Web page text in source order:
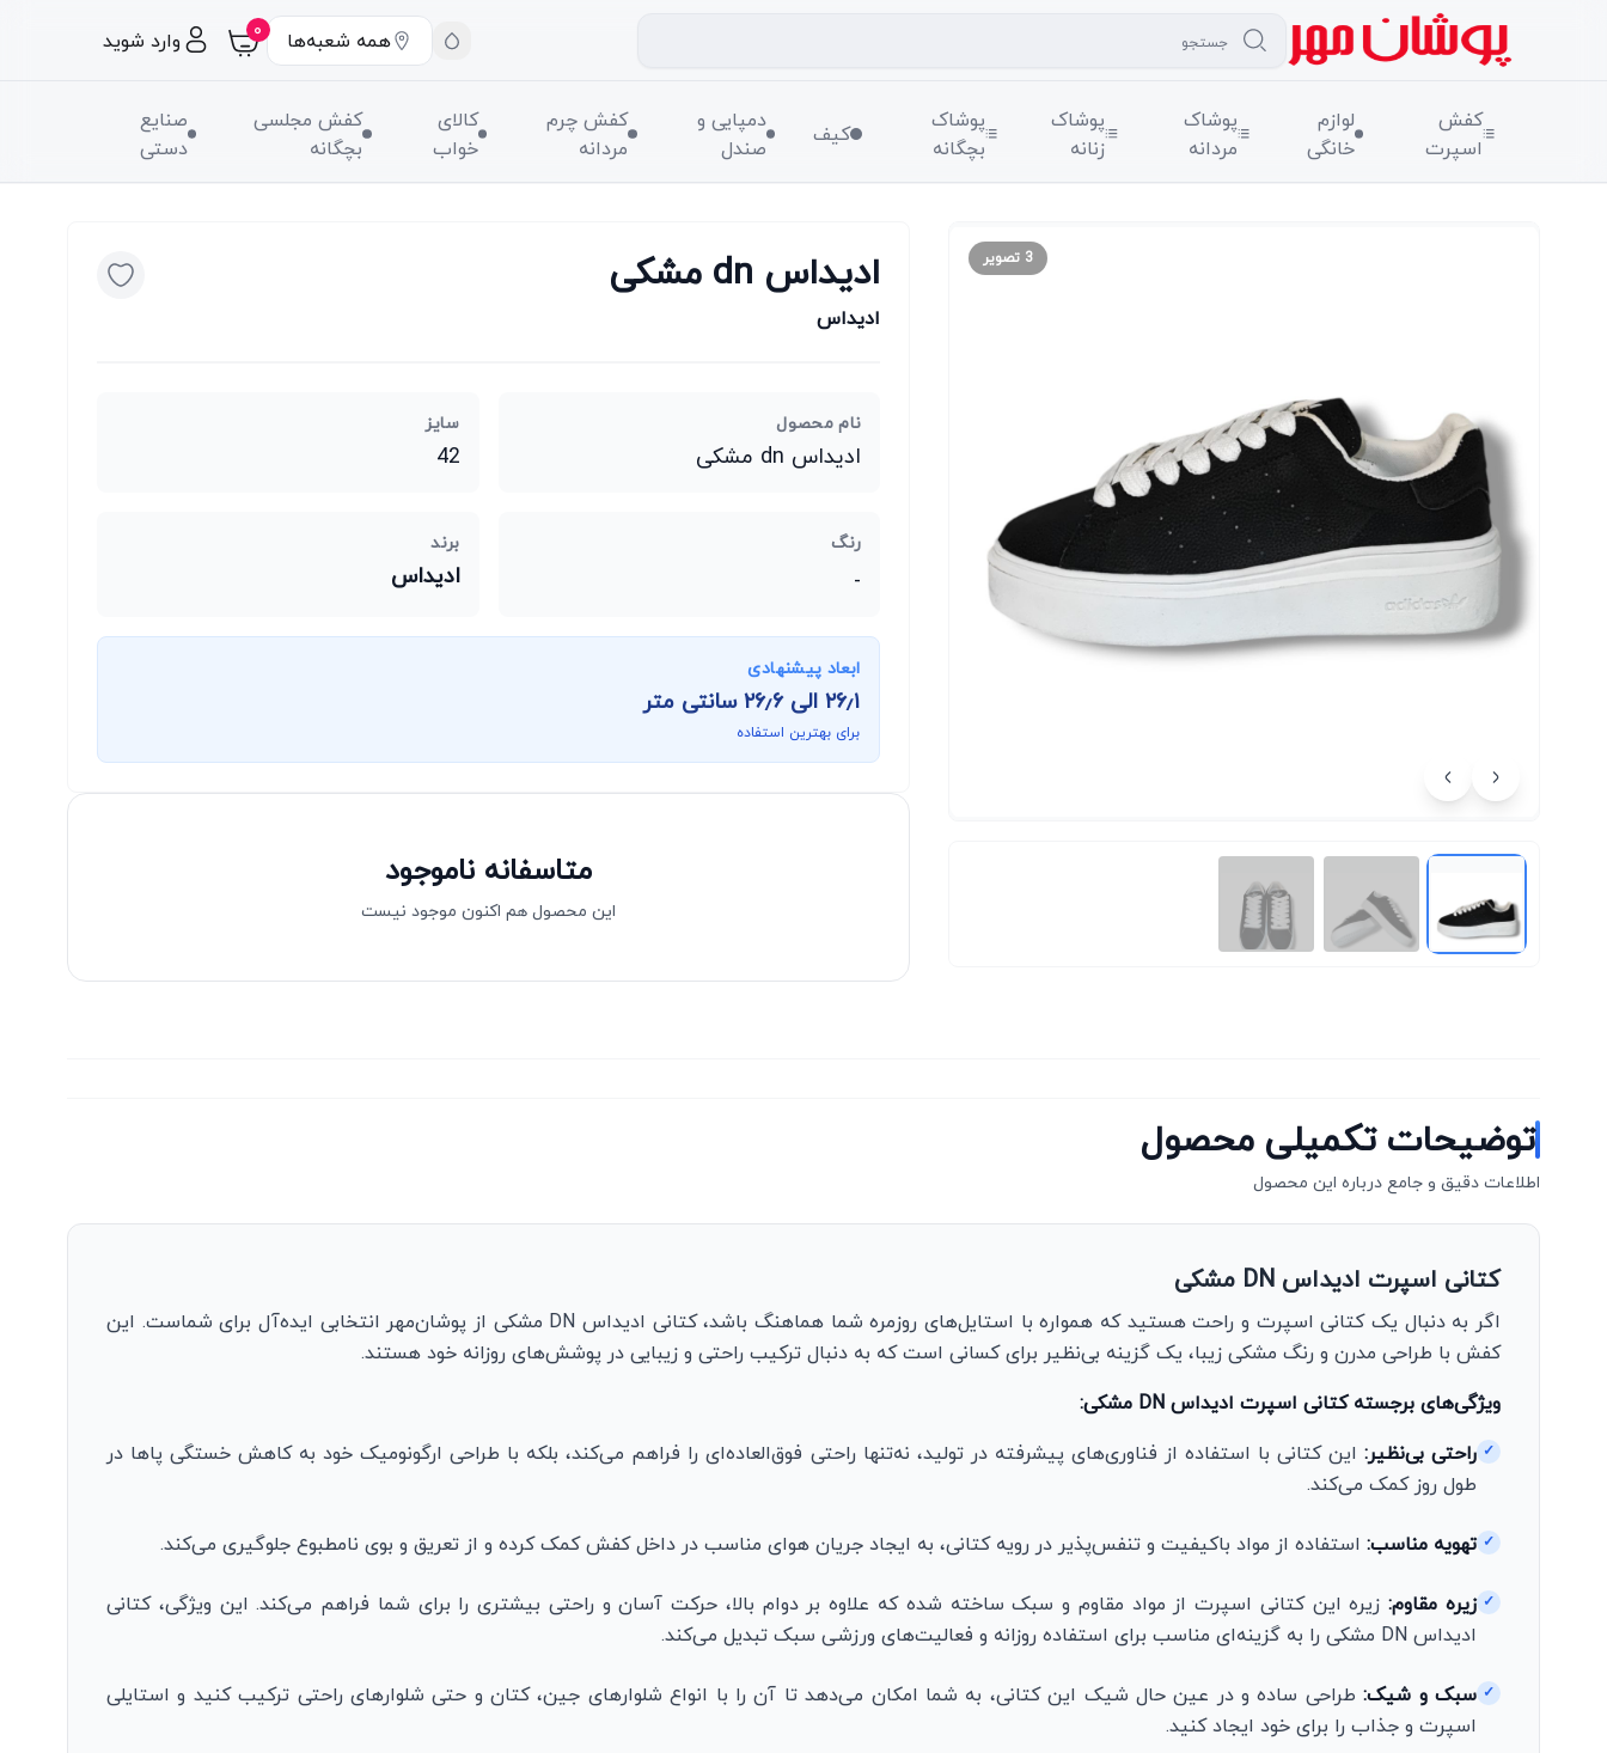
همه شعبه‌ها ۰ وارد شوید
کفش
اسپرت
لوازم
خانگی
پوشاک
مردانه
پوشاک
زنانه
پوشاک
بچگانه
کیف
دمپایی و
صندل
کفش چرم
مردانه
کالای
خواب
کفش مجلسی
بچگانه
صنایع
دستی
3 تصویر ادیداس dn مشکی
ادیداس
نام محصول
ادیداس dn مشکی
سایز
42
رنگ
-
برند
ادیداس
ابعاد پیشنهادی
۲۶٫۱الی۲۶٫۶سانتی متر
برای بهترین استفاده
متاسفانه ناموجود
این محصول هم اکنون موجود نیست
توضیحات تکمیلی محصول
اطلاعات دقیق و جامع درباره این محصول
کتانی اسپرت ادیداس DN مشکی
اگر به دنبال یک کتانی اسپرت و راحت هستید که همواره با استایل‌های روزمره شما هماهنگ باشد، کتانی ادیداس DN مشکی از پوشان‌مهر انتخابی ایده‌آل برای شماست. این
کفش با طراحی مدرن و رنگ مشکی زیبا، یک گزینه بی‌نظیر برای کسانی است که به دنبال ترکیب راحتی و زیبایی در پوشش‌های روزانه خود هستند.
ویژگی‌های برجسته کتانی اسپرت ادیداس DN مشکی:
✓ راحتی بی‌نظیر: این کتانی با استفاده از فناوری‌های پیشرفته در تولید، نه‌تنها راحتی فوق‌العاده‌ای را فراهم می‌کند، بلکه با طراحی ارگونومیک خود به کاهش خستگی پاها در
طول روز کمک می‌کند.
✓ تهویه مناسب: استفاده از مواد باکیفیت و تنفس‌پذیر در رویه کتانی، به ایجاد جریان هوای مناسب در داخل کفش کمک کرده و از تعریق و بوی نامطبوع جلوگیری می‌کند.
✓ زیره مقاوم:زیره این کتانی اسپرت از مواد مقاوم و سبک ساخته شده که علاوه بر دوام بالا، حرکت آسان و راحتی بیشتری را برای شما فراهم می‌کند. این ویژگی، کتانی
ادیداس DN مشکی را به گزینه‌ای مناسب برای استفاده روزانه و فعالیت‌های ورزشی سبک تبدیل می‌کند.
✓ سبک و شیک:طراحی ساده و در عین حال شیک این کتانی، به شما امکان می‌دهد تا آن را با انواع شلوارهای جین، کتان و حتی شلوارهای راحتی ترکیب کنید و استایلی
اسپرت و جذاب را برای خود ایجاد کنید.